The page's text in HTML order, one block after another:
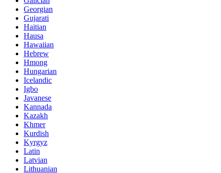
Georgian
Gujarati
Haitian
Hausa
Hawaiian
Hebrew
Hmong
Hungarian
Icelandic
Igbo
Javanese
Kannada
Kazakh
Khmer
Kurdish
Kyrgyz
Latin
Latvian
Lithuanian